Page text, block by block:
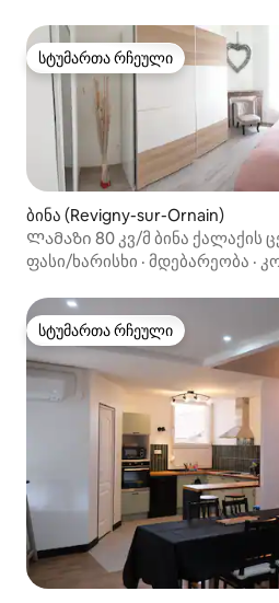
სტუმართა რჩეული
სტუმართა რჩეული
ბინა (Revigny-sur-Ornain)
Ლამაზი 80 კვ/მ ბინა ქალაქის
ფასი/ხარისხი · მდებარეობა ·
სტუმართა რჩეული
სტუმართა რჩეული